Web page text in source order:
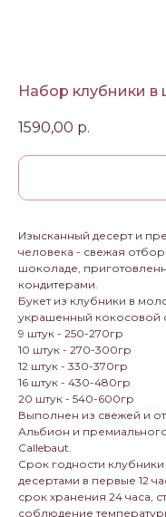
Набор клубники
1590,00 р.
Изысканный десерт и
человека - свежая
шоколаде,
кондитерами.
Букет из клубники в
украшенный кокосовой
9 штук - 250-270гр
10 штук - 270-300гр
12 штук - 330-370гр
16 штук - 430-480гр
20 штук - 540-600гр
Выполнен из свежей и
Альбион и
Callebaut.
Срок годности
десертами в первые 12
срок хранения 24 часа,
соблюдение